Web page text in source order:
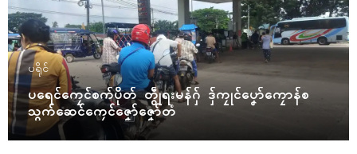
ပရိုၚ်
ပရေၚ်ကၠေၚ်စက်ပိုတ် တွဵုရးမန်ဂှ် ဒှ်ကၠုၚ်ပၞော်ကၠောန်စ
သွက်ဆေၚ်ကၠေၚ်ဇၞော်ဇၞော်တံ